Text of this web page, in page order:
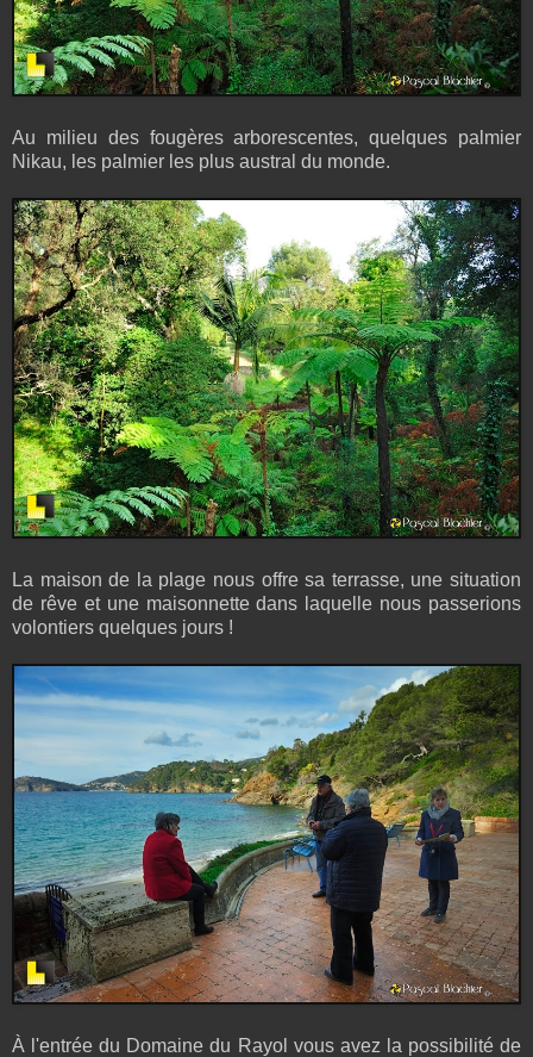
Au milieu des fougères arborescentes, quelques palmier
Nikau, les palmier les plus austral du monde.
La maison de la plage nous offre sa terrasse, une situation
de rêve et une maisonnette dans laquelle nous passerions
volontiers quelques jours !
À l'entrée du Domaine du Rayol vous avez la possibilité de